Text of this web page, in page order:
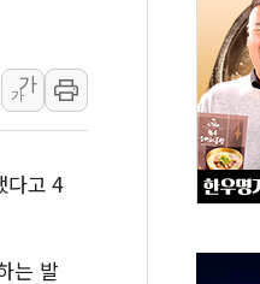
, 2031년까지 3개 보급단 '1등급
아파트서 외벽 테라스 떨어져
글로벌 투자 정보 GAM - 맛보기
주 당권 없다"...송영길·정청래
스, 주주환원 속도…"3분기 추가
왔다…신길·노량진·장위 서울
업개발, 노원구 어르신에 삼계탕
가
가
다고 4
는 발